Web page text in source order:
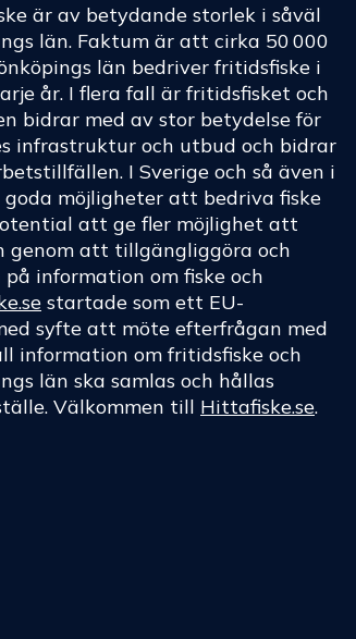
är av betydande storlek i såväl
län. Faktum är att cirka 50 000
län bedriver fritidsfiske i
år. I flera fall är fritidsfisket och
bidrar med av stor betydelse för
infrastruktur och utbud och bidrar
I Sverige och så även i
goda möjligheter att bedriva fiske
att ge fler möjlighet att
genom att tillgängliggöra och
information om fiske och
startade som ett EU-
syfte att möte efterfrågan med
information om fritidsfiske och
län ska samlas och hållas
Välkommen till Hittafiske.se.